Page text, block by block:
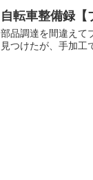
自転車整備録【
部品調達を間違えて
見つけたが、手加工